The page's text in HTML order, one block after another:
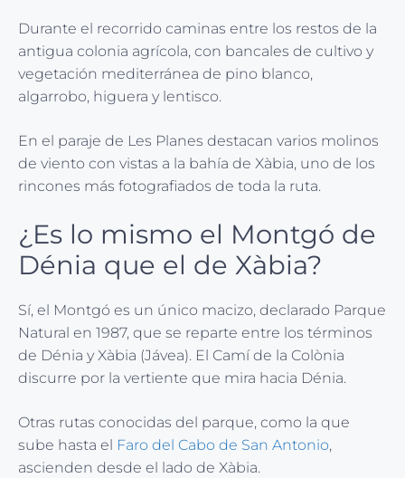
Durante el recorrido caminas entre los restos de la
antigua colonia agrícola, con bancales de cultivo y
vegetación mediterránea de pino blanco,
algarrobo, higuera y lentisco.
En el paraje de Les Planes destacan varios molinos
de viento con vistas a la bahía de Xàbia, uno de los
rincones más fotografiados de toda la ruta.
¿Es lo mismo el Montgó de
Dénia que el de Xàbia?
Sí, el Montgó es un único macizo, declarado Parque
Natural en 1987, que se reparte entre los términos
de Dénia y Xàbia (Jávea). El Camí de la Colònia
discurre por la vertiente que mira hacia Dénia.
Otras rutas conocidas del parque, como la que
sube hasta el Faro del Cabo de San Antonio,
ascienden desde el lado de Xàbia.